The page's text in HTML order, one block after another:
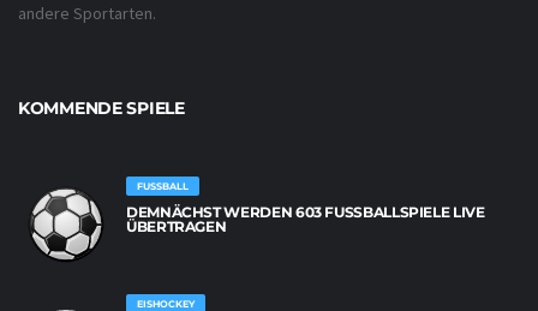
andere Sportarten.
KOMMENDE SPIELE
FUSSBALL
DEMNÄCHST WERDEN 603 FUSSBALLSPIELE LIVE Ü
BERTRAGEN
EISHOCKEY